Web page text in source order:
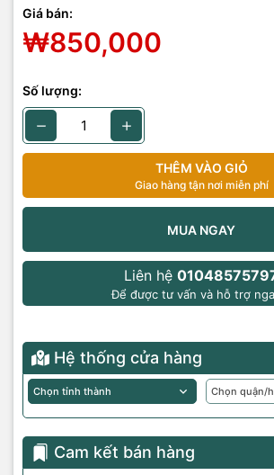
Giá bán:
₩850,000
Số lượng:
THÊM VÀO GIỎ
Giao hàng tận nơi miễn phí
MUA NGAY
Liên hệ
Để được tư vấn và hỗ trợ
Hệ thống cửa hàng
Cam kết bán hàng